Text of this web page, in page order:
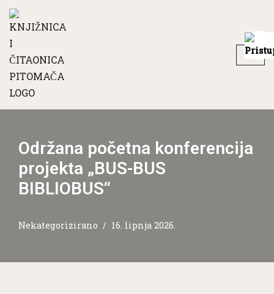
Skip
to
content
Održana početna konferencija
projekta „BUS-BUS
BIBLIOBUS“
Nekategorizirano 16. lipnja 2026.